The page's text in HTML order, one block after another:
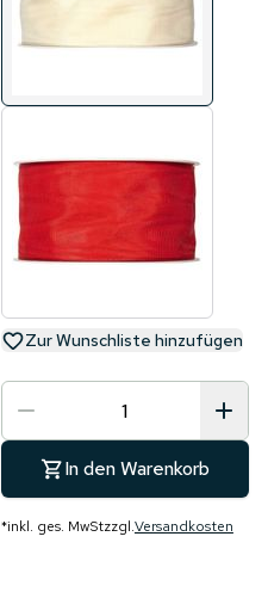
Zur Wunschliste hinzufügen
In den Warenkorb
*inkl. ges. MwStzzgl.Versandkosten